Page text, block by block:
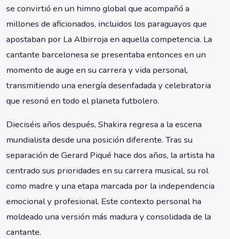
se convirtió en un himno global que acompañó a
millones de aficionados, incluidos los paraguayos que
apostaban por La Albirroja en aquella competencia. La
cantante barcelonesa se presentaba entonces en un
momento de auge en su carrera y vida personal,
transmitiendo una energía desenfadada y celebratoria
que resonó en todo el planeta futbolero.
Dieciséis años después, Shakira regresa a la escena
mundialista desde una posición diferente. Tras su
separación de Gerard Piqué hace dos años, la artista ha
centrado sus prioridades en su carrera musical, su rol
como madre y una etapa marcada por la independencia
emocional y profesional. Este contexto personal ha
moldeado una versión más madura y consolidada de la
cantante.